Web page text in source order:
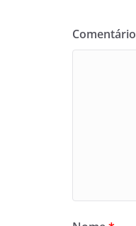
Comentário